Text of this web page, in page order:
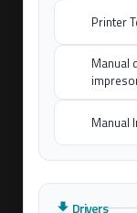
Printer
Manual
Manual
Drivers